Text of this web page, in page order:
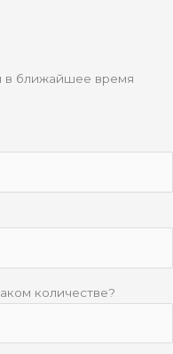
в ближайшее время
количестве?